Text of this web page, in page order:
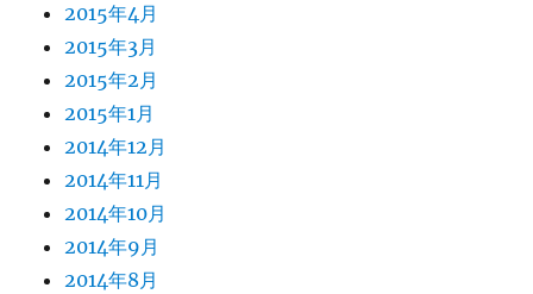
2015年4月
2015年3月
2015年2月
2015年1月
2014年12月
2014年11月
2014年10月
2014年9月
2014年8月